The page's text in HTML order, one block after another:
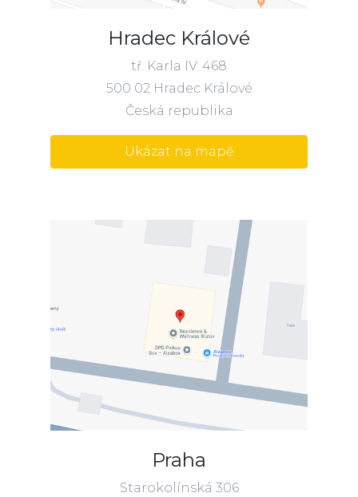
Hradec Králové
tř. Karla IV. 468
500 02 Hradec Králové
Česká republika
Ukázat na mapě
Praha
Starokolínská 306